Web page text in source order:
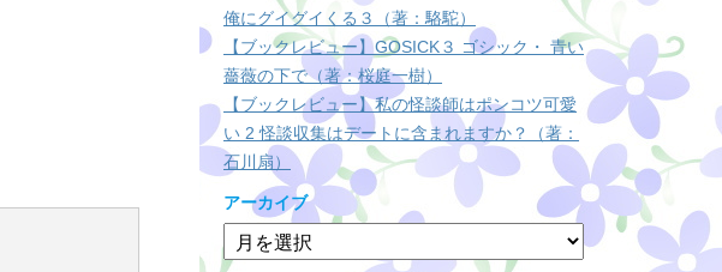
俺にグイグイくる３（著：駱駝）
【ブックレビュー】GOSICK３ ゴシック・ 青い
薔薇の下で（著：桜庭一樹）
【ブックレビュー】私の怪談師はポンコツ可愛
い 2 怪談収集はデートに含まれますか？（著：
石川扇）
アーカイブ
ア
ー